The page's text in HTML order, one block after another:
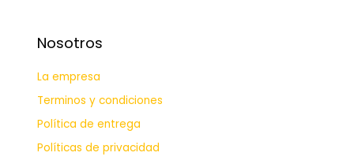
Nosotros
La empresa
Terminos y condiciones
Política de entrega
Políticas de privacidad